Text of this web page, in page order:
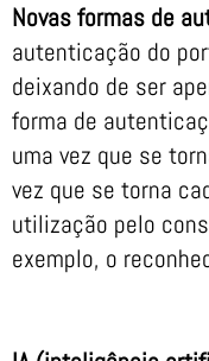
Novas formas de
autenticação do
deixando de ser
forma de
uma vez que se
vez que se torna
utilização pelo
exemplo, o